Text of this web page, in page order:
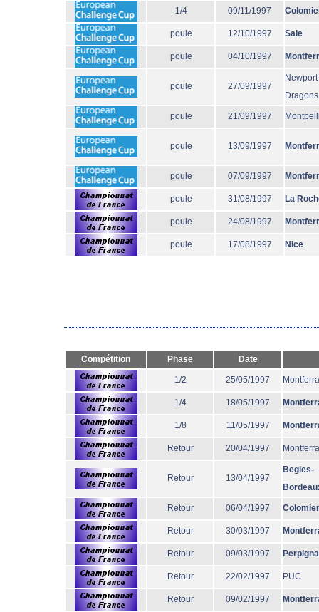
1/4 09/11/1997
poule 12/10/1997 Sale
poule 04/10/1997
poule 27/09/1997
Newport
Dragons
poule 21/09/1997
poule 13/09/1997
poule 07/09/1997
poule 31/08/1997 La
poule 24/08/1997
poule 17/08/1997 Nice
Compétition Phase Date
1/2 25/05/1997
1/4 18/05/1997
1/8 11/05/1997
Retour 20/04/1997
Retour 13/04/1997
Begles-
Retour 06/04/1997
Retour 30/03/1997
Retour 09/03/1997
Retour 22/02/1997 PUC
Retour 09/02/1997